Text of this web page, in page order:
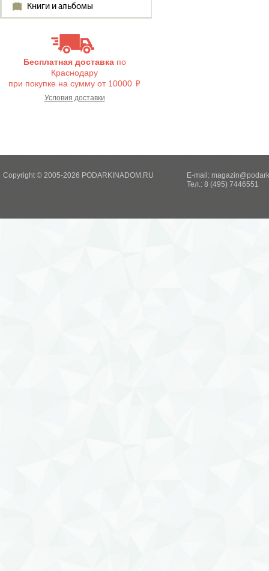
Книги и альбомы
Бесплатная доставкапо
Краснодару
при покупке на сумму от 10000 i
Условия доставки
Copyright © 2005-2026 PODARKINADOM.RU E-mail:
Тел.: 8 (495) 7446551